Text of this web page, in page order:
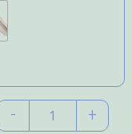
Quantity
- +